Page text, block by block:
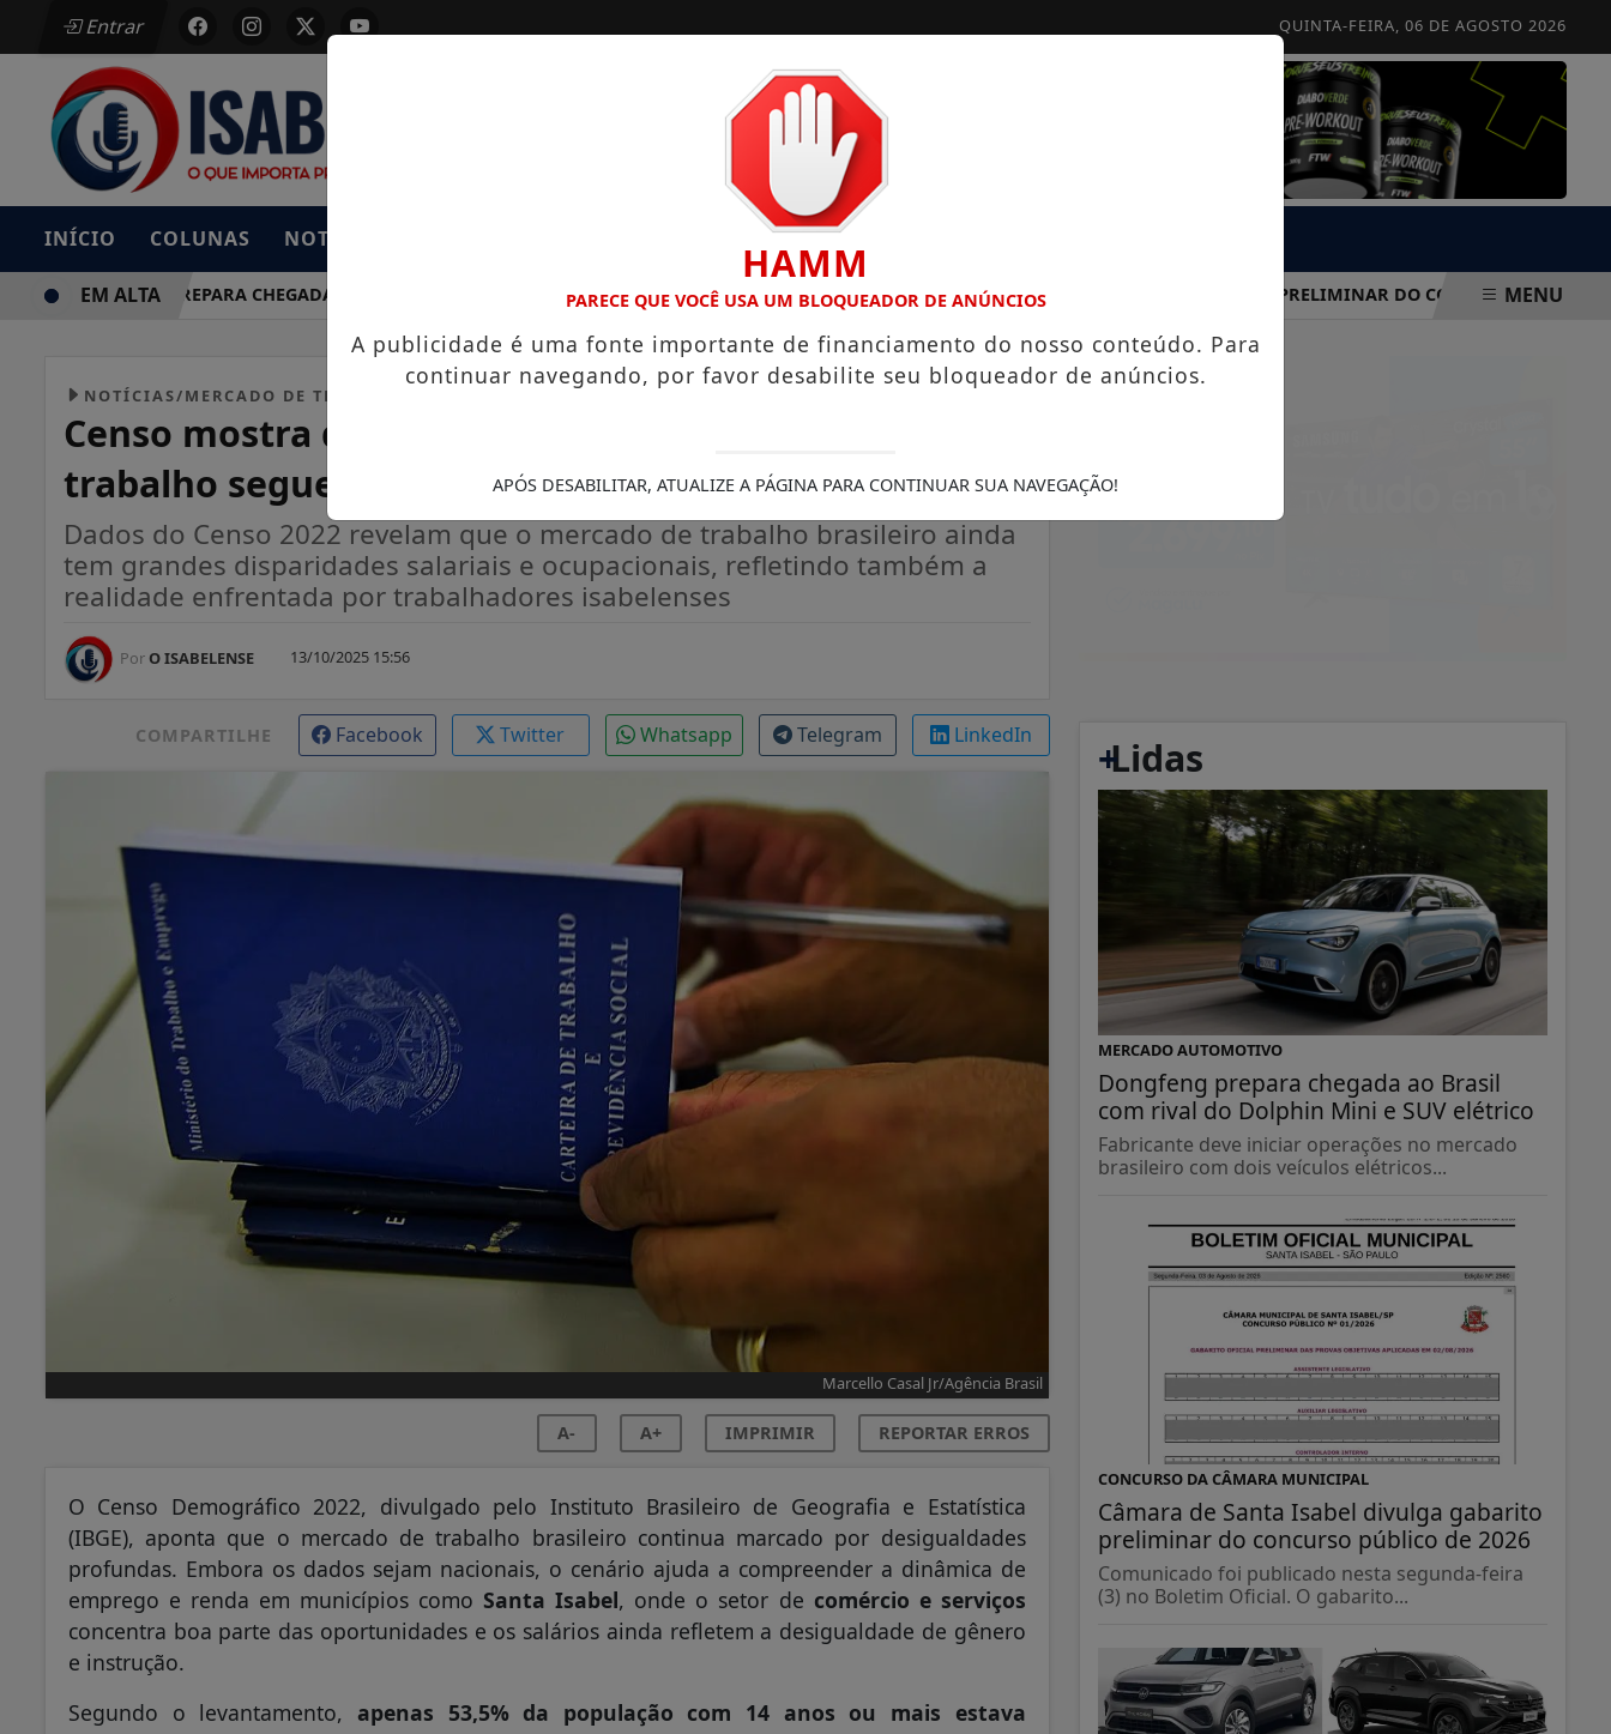
Entrar QUINTA-FEIRA, 06 DE AGOSTO 2026
INÍCIO COLUNAS NOTÍCIAS PUBLICIDADES LEGAIS
DONGFENG PREPARA CHEGADA AO BRASIL COM RIVAL DO DOLPHIN MINI E SUV ELÉTRICO CÂMARA DE SANTA ISABEL DIVULGA GABARITO PRELIMINAR DO CONCURSO PÚBLICO DE
EM ALTA MENU
NOTÍCIAS/MERCADO DE TRABALHO
Censo mostra que mulheres ainda ganham menos e
trabalho segue informal em parte do país
Dados do Censo 2022 revelam que o mercado de trabalho brasileiro ainda
tem grandes disparidades salariais e ocupacionais, refletindo também a
realidade enfrentada por trabalhadores isabelenses
Por O ISABELENSE 13/10/2025 15:56
COMPARTILHE Facebook Twitter Whatsapp Telegram LinkedIn
Marcello Casal Jr/Agência Brasil
A- A+ IMPRIMIR REPORTAR ERROS
O Censo Demográfico 2022, divulgado pelo Instituto Brasileiro de Geografia e Estatística
(IBGE), aponta que o mercado de trabalho brasileiro continua marcado por desigualdades
profundas. Embora os dados sejam nacionais, o cenário ajuda a compreender a dinâmica de
emprego e renda em municípios como Santa Isabel, onde o setor de comércio e serviços
concentra boa parte das oportunidades e os salários ainda refletem a desigualdade de gênero
e instrução.
Segundo o levantamento, apenas 53,5% da população com 14 anos ou mais estava
+
Lidas
MERCADO AUTOMOTIVO
Dongfeng prepara chegada ao Brasil
com rival do Dolphin Mini e SUV elétrico
Fabricante deve iniciar operações no mercado
brasileiro com dois veículos elétricos...
CONCURSO DA CÂMARA MUNICIPAL
Câmara de Santa Isabel divulga gabarito
preliminar do concurso público de 2026
Comunicado foi publicado nesta segunda-feira
(3) no Boletim Oficial. O gabarito...
HAMM
PARECE QUE VOCÊ USA UM BLOQUEADOR DE ANÚNCIOS
A publicidade é uma fonte importante de financiamento do nosso conteúdo. Para
continuar navegando, por favor desabilite seu bloqueador de anúncios.
APÓS DESABILITAR, ATUALIZE A PÁGINA PARA CONTINUAR SUA NAVEGAÇÃO!